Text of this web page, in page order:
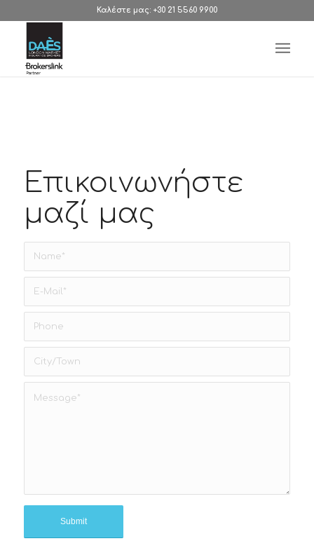
Καλέστε μας: +30 21 5560 9900
Επικοινωνήστε
μαζί μας